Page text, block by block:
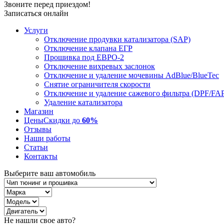
Звоните перед приездом!
Записаться онлайн
Услуги
Отключение продувки катализатора (SAP)
Отключение клапана ЕГР
Прошивка под ЕВРО-2
Отключение вихревых заслонок
Отключение и удаление мочевины AdBlue/BlueTec
Снятие ограничителя скорости
Отключение и удаление сажевого фильтра (DPF/
Удаление катализатора
Магазин
ЦеныСкидки до 60%
Отзывы
Наши работы
Статьи
Контакты
Выберите ваш автомобиль
Не нашли свое авто?